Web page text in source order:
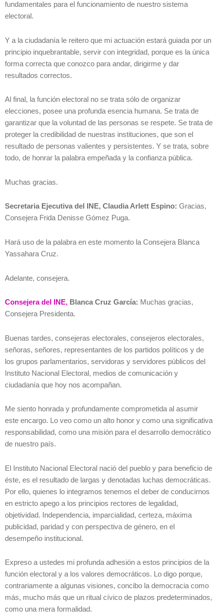
fundamentales para el funcionamiento de nuestro sistema
electoral.
Y a la ciudadanía le reitero que mi actuación estará guiada por un
principio inquebrantable, servir con integridad, porque es la única
forma correcta que conozco para andar, dirigirme y dar
resultados correctos.
Al final, la función electoral no se trata sólo de organizar
elecciones, posee una profunda esencia humana. Se trata de
garantizar que la voluntad de las personas se respete. Se trata de
proteger la credibilidad de nuestras instituciones, que son el
resultado de personas valientes y persistentes. Y se trata, sobre
todo, de honrar la palabra empeñada y la confianza pública.
Muchas gracias.
Secretaria Ejecutiva del INE, Claudia Arlett Espino: Gracias,
Consejera Frida Denisse Gómez Puga.
Hará uso de la palabra en este momento la Consejera Blanca
Yassahara Cruz.
Adelante, consejera.
Consejera del INE, Blanca Cruz García: Muchas gracias,
Consejera Presidenta.
Buenas tardes, consejeras electorales, consejeros electorales,
señoras, señores, representantes de los partidos políticos y de
los grupos parlamentarios, servidoras y servidores públicos del
Instituto Nacional Electoral, medios de comunicación y
ciudadanía que hoy nos acompañan.
Me siento honrada y profundamente comprometida al asumir
este encargo. Lo veo como un alto honor y como una significativa
responsabilidad, como una misión para el desarrollo democrático
de nuestro país.
El Instituto Nacional Electoral nació del pueblo y para beneficio de
éste, es el resultado de largas y denotadas luchas democráticas.
Por ello, quienes lo integramos tenemos el deber de conducirnos
en estricto apego a los principios rectores de legalidad,
objetividad. Independencia, imparcialidad, certeza, máxima
publicidad, paridad y con perspectiva de género, en el
desempeño institucional.
Expreso a ustedes mi profunda adhesión a estos principios de la
función electoral y a los valores democráticos. Lo digo porque,
contrariamente a algunas visiones, concibo la democracia como
más, mucho más que un ritual cívico de plazos predeterminados,
como una mera formalidad.